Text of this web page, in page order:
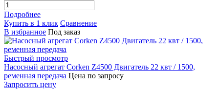
Подробнее
Купить в 1 клик Сравнение
В избранное Под заказ
Быстрый просмотр
Насосный агрегат Corken Z4500 Двигатель 22 квт / 1500,
ременная передача Цена по запросу
Запросить цену